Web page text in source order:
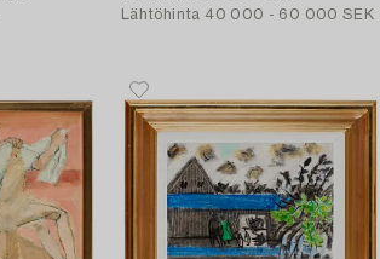
Lähtöhinta 40 000 - 60 000 SEK